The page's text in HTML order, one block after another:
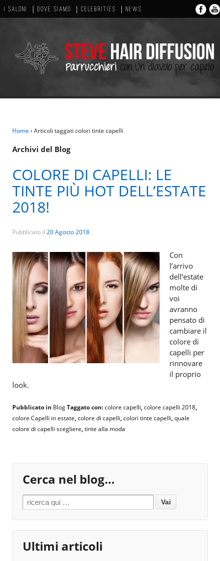
I SALONI DOVE SIAMO CELEBRITIES NEWS
Home › Articoli taggati colori tinte capelli
Archivi del Blog
COLORE DI CAPELLI: LE
TINTE PIÙ HOT DELL’ESTATE
2018!
Pubblicato il 20 Agosto 2018
Con
l’arrivo
dell’estate
molte di
voi
avranno
pensato di
cambiare il
colore di
capelli per
rinnovare
il proprio
look.
Pubblicato in BlogTaggato con:colore capelli,colore capelli 2018,
colore Capelli in estate,colore di capelli,colori tinte capelli,quale
colore di capelli scegliere,tinte alla moda
Cerca nel blog…
Search for:
Ultimi articoli